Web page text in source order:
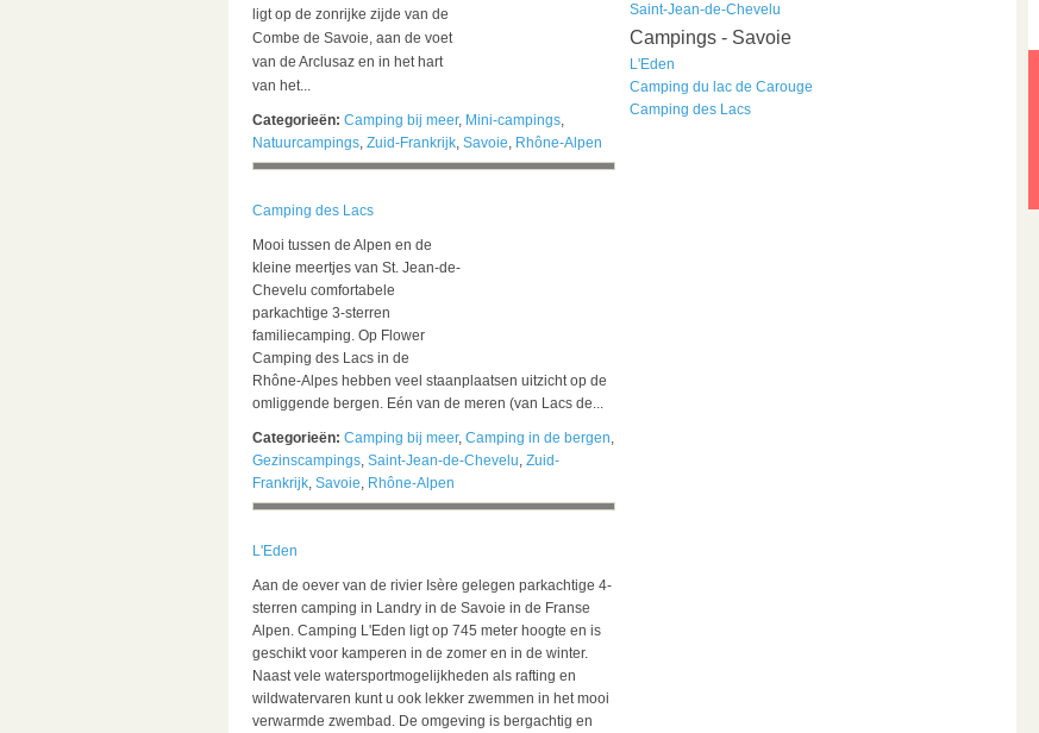
ligt op de zonrijke zijde van de
Combe de Savoie, aan de voet
van de Arclusaz en in het hart
van het...
Categorieën: Camping bij meer, Mini-campings,
Natuurcampings, Zuid-Frankrijk, Savoie, Rhône-Alpen
Camping des Lacs
Mooi tussen de Alpen en de
kleine meertjes van St. Jean-de-
Chevelu comfortabele
parkachtige 3-sterren
familiecamping. Op Flower
Camping des Lacs in de
Rhône-Alpes hebben veel staanplaatsen uitzicht op de
omliggende bergen. Eén van de meren (van Lacs de...
Categorieën: Camping bij meer, Camping in de bergen,
Gezinscampings, Saint-Jean-de-Chevelu, Zuid-
Frankrijk, Savoie, Rhône-Alpen
L'Eden
Aan de oever van de rivier Isère gelegen parkachtige 4-
sterren camping in Landry in de Savoie in de Franse
Alpen. Camping L'Eden ligt op 745 meter hoogte en is
geschikt voor kamperen in de zomer en in de winter.
Naast vele watersportmogelijkheden als rafting en
wildwatervaren kunt u ook lekker zwemmen in het mooi
verwarmde zwembad. De omgeving is bergachtig en
Saint-Jean-de-Chevelu
Campings - Savoie
L'Eden
Camping du lac de Carouge
Camping des Lacs